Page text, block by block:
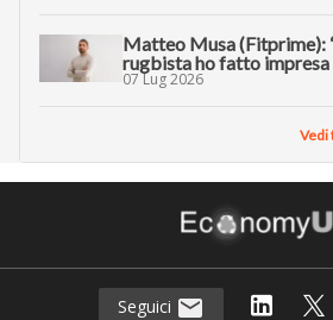
Matteo Musa (Fitprime):
rugbista ho fatto impresa
07 Lug 2026
Vedi
Seguici